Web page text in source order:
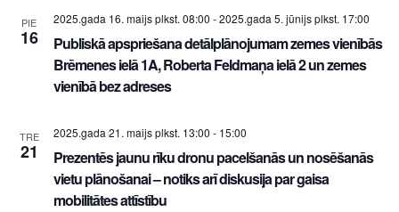
PIE
16
2025.gada 16. maijs plkst. 08:00 -2025.gada 5. jūnijs plkst. 17:00
Publiskā apspriešana detālplānojumam zemes vienībās
Brēmenes ielā 1A, Roberta Feldmaņa ielā 2 un zemes
vienībā bez adreses
TRE
21
2025.gada 21. maijs plkst. 13:00 - 15:00
Prezentēs jaunu rīku dronu pacelšanās un nosēšanās
vietu plānošanai – notiks arī diskusija par gaisa
mobilitātes attīstību